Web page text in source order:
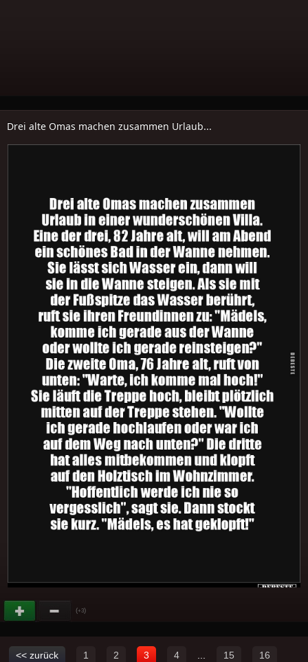
Drei alte Omas machen zusammen Urlaub...
(+3)
<< zurück 1 2 3 4 15 16